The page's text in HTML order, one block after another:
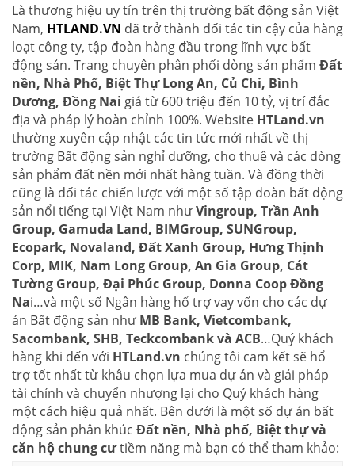
Là thương hiệu uy tín trên thị trường bất động sản Việt
Nam, HTLAND.VN đã trở thành đối tác tin cậy của hàng
loạt công ty, tập đoàn hàng đầu trong lĩnh vực bất
động sản. Trang chuyên phân phối dòng sản phẩm Đất
nền, Nhà Phố, Biệt Thự Long An, Củ Chi, Bình
Dương, Đồng Nai giá từ 600 triệu đến 10 tỷ, vị trí đắc
địa và pháp lý hoàn chỉnh 100%. Website HTLand.vn
thường xuyên cập nhật các tin tức mới nhất về thị
trường Bất động sản nghỉ dưỡng, cho thuê và các dòng
sản phẩm đất nền mới nhất hàng tuần. Và đồng thời
cũng là đối tác chiến lược với một số tập đoàn bất động
sản nổi tiếng tại Việt Nam nhưVingroup, Trần Anh
Group, Gamuda Land, BIMGroup, SUNGroup,
Ecopark, Novaland, Đất Xanh Group, Hưng Thịnh
Corp, MIK, Nam Long Group, An Gia Group, Cát
Tường Group, Đại Phúc Group, Donna Coop Đồng
Nai…và một số Ngân hàng hổ trợ vay vốn cho các dự
án Bất động sản như MB Bank, Vietcombank,
Sacombank, SHB, Teckcombank và ACB…Quý khách
hàng khi đến với HTLand.vn chúng tôi cam kết sẽ hổ
trợ tốt nhất từ khâu chọn lựa mua dự án và giải pháp
tài chính và chuyển nhượng lại cho Quý khách hàng
một cách hiệu quả nhất. Bên dưới là một số dự án bất
động sản phân khúc Đất nền, Nhà phố, Biệt thự và
căn hộ chung cưtiềm năng mà bạn có thể tham khảo: